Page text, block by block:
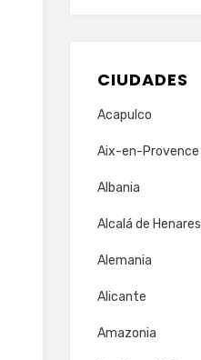
CIUDADES
Acapulco
Aix-en-Provence
Albania
Alcalá de Henares
Alemania
Alicante
Amazonia